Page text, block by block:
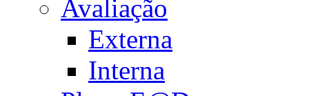
Avaliação
Externa
Interna